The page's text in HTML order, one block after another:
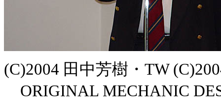
(C)2004 田中芳樹・TW
ORIGINAL MECHANIC